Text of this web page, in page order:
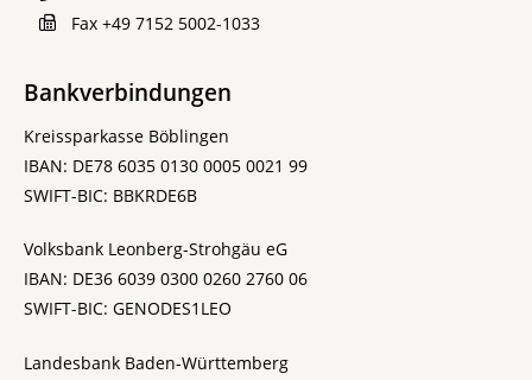
Fax +49 7152 5002-1033
Bankverbindungen
Kreissparkasse Böblingen
IBAN: DE78 6035 0130 0005 0021 99
SWIFT-BIC: BBKRDE6B
Volksbank Leonberg-Strohgäu eG
IBAN: DE36 6039 0300 0260 2760 06
SWIFT-BIC: GENODES1LEO
Landesbank Baden-Württemberg